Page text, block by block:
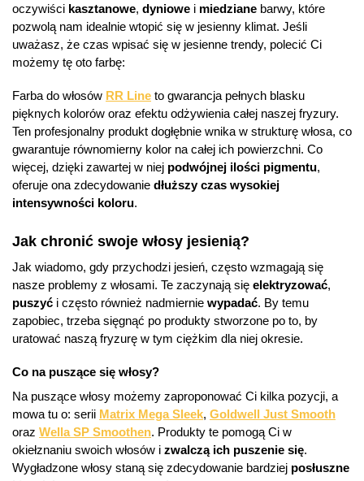
oczywiści kasztanowe, dyniowe i miedziane barwy, które
pozwolą nam idealnie wtopić się w jesienny klimat. Jeśli
uważasz, że czas wpisać się w jesienne trendy, polecić Ci
możemy tę oto farbę:
Farba do włosów RR Line to gwarancja pełnych blasku
pięknych kolorów oraz efektu odżywienia całej naszej fryzury.
Ten profesjonalny produkt dogłębnie wnika w strukturę włosa, co
gwarantuje równomierny kolor na całej ich powierzchni. Co
więcej, dzięki zawartej w niej podwójnej ilości pigmentu,
oferuje ona zdecydowanie dłuższy czas wysokiej
intensywności koloru.
Jak chronić swoje włosy jesienią?
Jak wiadomo, gdy przychodzi jesień, często wzmagają się
nasze problemy z włosami. Te zaczynają się elektryzować,
puszyć i często również nadmiernie wypadać. By temu
zapobiec, trzeba sięgnąć po produkty stworzone po to, by
uratować naszą fryzurę w tym ciężkim dla niej okresie.
Co na puszące się włosy?
Na puszące włosy możemy zaproponować Ci kilka pozycji, a
mowa tu o: serii Matrix Mega Sleek, Goldwell Just Smooth
oraz Wella SP Smoothen. Produkty te pomogą Ci w
okiełznaniu swoich włosów i zwalczą ich puszenie się.
Wygładzone włosy staną się zdecydowanie bardziej posłuszne